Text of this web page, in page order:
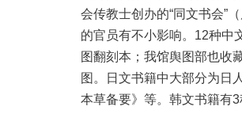
会传教士创办的“同文书会”
的官员有不小影响。12种
图翻刻本；我馆舆图部也收
图。日文书籍中大部分为日
本草备要》等。韩文书籍有